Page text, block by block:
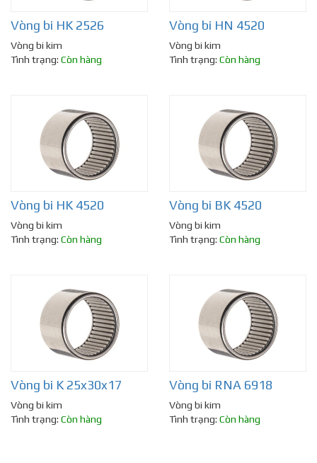
Vòng bi HK 2526
Vòng bi kim
Tình trạng: Còn hàng
Vòng bi HN 4520
Vòng bi kim
Tình trạng: Còn hàng
Vòng bi HK 4520
Vòng bi kim
Tình trạng: Còn hàng
Vòng bi BK 4520
Vòng bi kim
Tình trạng: Còn hàng
Vòng bi K 25x30x17
Vòng bi kim
Tình trạng: Còn hàng
Vòng bi RNA 6918
Vòng bi kim
Tình trạng: Còn hàng